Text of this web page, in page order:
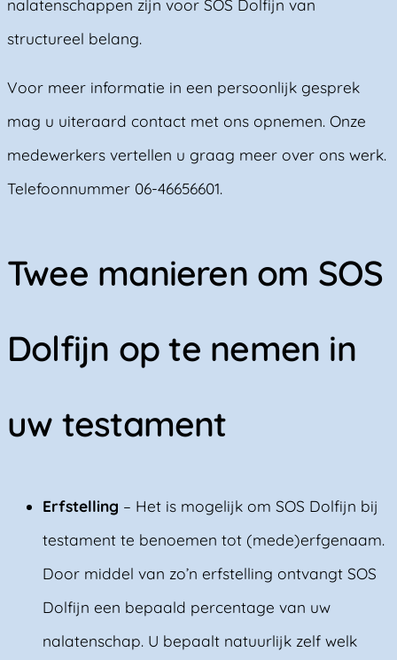
nalatenschappen zijn voor SOS Dolfijn van
structureel belang.
Voor meer informatie in een persoonlijk gesprek
mag u uiteraard contact met ons opnemen. Onze
medewerkers vertellen u graag meer over ons werk.
Telefoonnummer 06-46656601.
Twee manieren om SOS
Dolfijn op te nemen in
uw testament
Erfstelling – Het is mogelijk om SOS Dolfijn bij
testament te benoemen tot (mede)erfgenaam.
Door middel van zo’n erfstelling ontvangt SOS
Dolfijn een bepaald percentage van uw
nalatenschap. U bepaalt natuurlijk zelf welk